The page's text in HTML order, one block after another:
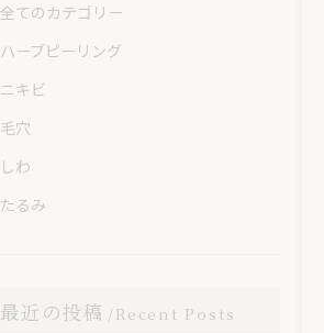
全てのカテゴリー
ハーブピーリング
ニキビ
毛穴
しわ
たるみ
最近の投稿 Recent Posts